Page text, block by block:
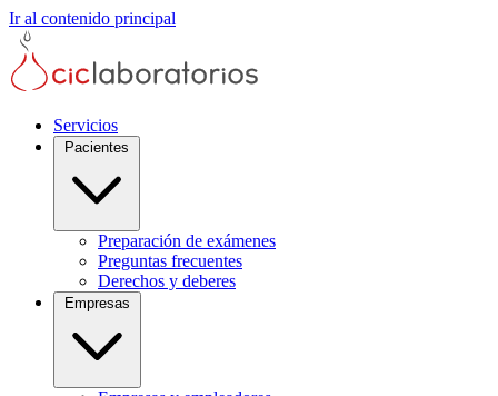
Ir al contenido principal
Servicios
Preparación de exámenes
Preguntas frecuentes
Derechos y deberes